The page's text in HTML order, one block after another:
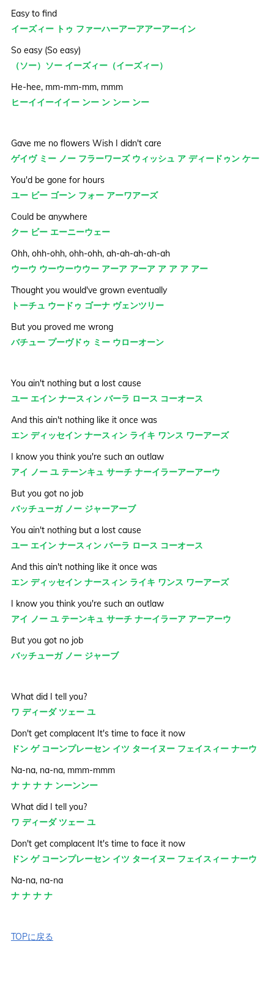
Easy to find
イーズィー トゥ ファーハーアーアアーアーイン
So easy (So easy)
（ソー）ソー イーズィー（イーズィー）
He-hee, mm-mm-mm, mmm
ヒーイイーイイー ンー ン ンー ンー
Gave me no flowers Wish I didn't care
ゲイヴ ミー ノー フラーワーズ ウィッシュ ア ディードゥン ケー
You'd be gone for hours
ユー ビー ゴーン フォー アーワアーズ
Could be anywhere
クー ビー エーニーウェー
Ohh, ohh-ohh, ohh-ohh, ah-ah-ah-ah-ah
ウーウ ウーウーウウー アーア アーア ア ア ア アー
Thought you would've grown eventually
トーチュ ウードゥ ゴーナ ヴェンツリー
But you proved me wrong
バチュー プーヴドゥ ミー ウローオーン
You ain't nothing but a lost cause
ユー エイン ナースィン バーラ ロース コーオース
And this ain't nothing like it once was
エン ディッセイン ナースィン ライキ ワンス ワーアーズ
I know you think you're such an outlaw
アイ ノー ユ テーンキュ サーチ ナーイラーアーアーウ
But you got no job
バッチューガ ノー ジャーアーブ
You ain't nothing but a lost cause
ユー エイン ナースィン バーラ ロース コーオース
And this ain't nothing like it once was
エン ディッセイン ナースィン ライキ ワンス ワーアーズ
I know you think you're such an outlaw
アイ ノー ユ テーンキュ サーチ ナーイラーア アーアーウ
But you got no job
バッチューガ ノー ジャーブ
What did I tell you?
ワ ディーダ ツェー ユ
Don't get complacent It's time to face it now
ドン ゲ コーンプレーセン イツ ターイヌー フェイスィー ナーウ
Na-na, na-na, mmm-mmm
ナ ナ ナ ナ ンーンンー
What did I tell you?
ワ ディーダ ツェー ユ
Don't get complacent It's time to face it now
ドン ゲ コーンプレーセン イツ ターイヌー フェイスィー ナーウ
Na-na, na-na
ナ ナ ナ ナ
TOPに戻る